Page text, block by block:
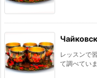
レッスンで
て調べてい